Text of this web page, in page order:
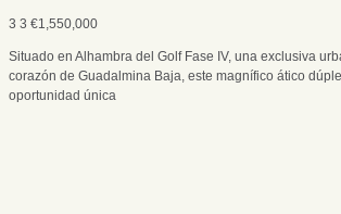
3 3 €1,550,000
Situado en Alhambra del Golf Fase IV, una exclusiva
corazón de Guadalmina Baja, este magnífico ático
oportunidad única